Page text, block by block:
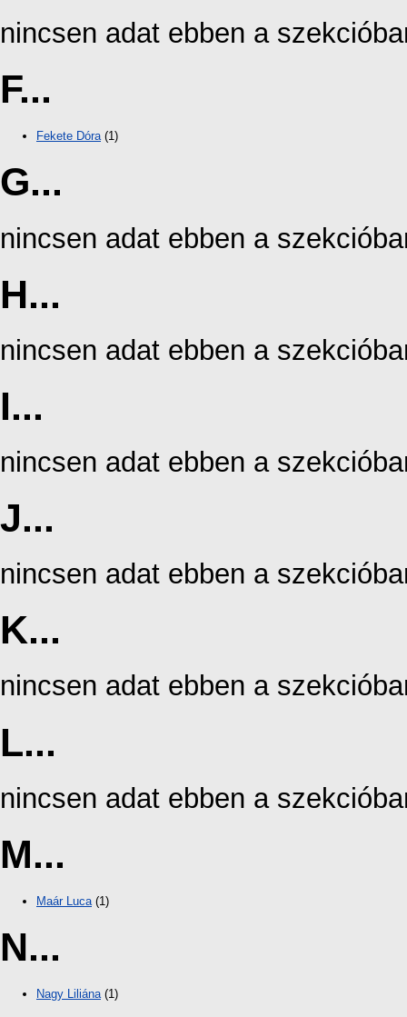
nincsen adat ebben a
F...
Fekete Dóra(1)
G...
nincsen adat ebben a
H...
nincsen adat ebben a
I...
nincsen adat ebben a
J...
nincsen adat ebben a
K...
nincsen adat ebben a
L...
nincsen adat ebben a
M...
Maár Luca (1)
N...
Nagy Liliána(1)